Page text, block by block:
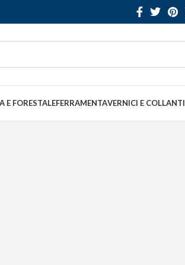
E FORESTALEFERRAMENTAVERNICI E COLLANTI